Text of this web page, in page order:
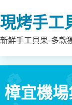
to
content
現烤手工
新鮮手工貝果-多款
樟宜機